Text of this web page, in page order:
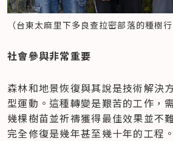
（台東太麻里下多良查拉密部落的種樹
社會參與非常重要
森林和地景恢復與其說是技術解決
型運動。這種轉變是艱苦的工作，
幾棵樹苗並祈禱獲得最佳效果並不
完全修復是幾年甚至幾十年的工程。